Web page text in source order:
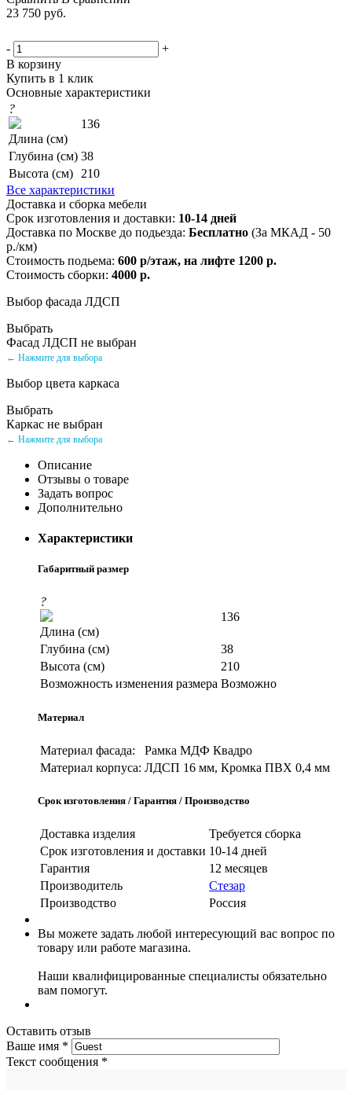
23 750 руб.
-
+
В корзину
Купить в 1 клик
Основные характеристики
?
Длина (см)
136
Глубина (см) 38
Высота (см)
210
Все характеристики
Доставка и сборка мебели
Срок изготовления и доставки: 10-14 дней
Доставка по Москве до подьезда: Бесплатно (За МКАД - 50
р./км)
Стоимость подьема: 600 р/этаж, на лифте 1200 р.
Стоимость сборки: 4000 р.
Выбор фасада ЛДСП
Выбрать
Фасад ЛДСП не выбран
← Нажмите для выбора
Выбор цвета каркаса
Выбрать
Каркас не выбран
← Нажмите для выбора
Описание
Отзывы о товаре
Задать вопрос
Дополнительно
Характеристики
Габаритный размер
?
Длина (см)
136
Глубина (см)
38
Высота (см)
210
Возможность изменения размера Возможно
Материал
Материал фасада:
Рамка МДФ Квадро
Материал корпуса: ЛДСП 16 мм, Кромка ПВХ 0,4 мм
Срок изготовления / Гарантия / Производство
Доставка изделия
Требуется сборка
Срок изготовления и доставки 10-14 дней
Гарантия
12 месяцев
Производитель
Стезар
Производство
Россия
Вы можете задать любой интересующий вас вопрос по
товару или работе магазина.
Наши квалифицированные специалисты обязательно
вам помогут.
Оставить отзыв
Ваше имя *
Текст сообщения *